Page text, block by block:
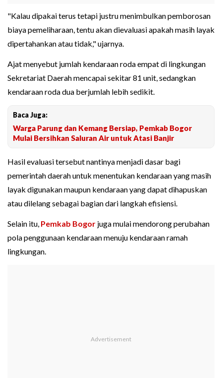
"Kalau dipakai terus tetapi justru menimbulkan pemborosan
biaya pemeliharaan, tentu akan dievaluasi apakah masih layak
dipertahankan atau tidak," ujarnya.
Ajat menyebut jumlah kendaraan roda empat di lingkungan
Sekretariat Daerah mencapai sekitar 81 unit, sedangkan
kendaraan roda dua berjumlah lebih sedikit.
Baca Juga:
Warga Parung dan Kemang Bersiap, Pemkab Bogor
Mulai Bersihkan Saluran Air untuk Atasi Banjir
Hasil evaluasi tersebut nantinya menjadi dasar bagi
pemerintah daerah untuk menentukan kendaraan yang masih
layak digunakan maupun kendaraan yang dapat dihapuskan
atau dilelang sebagai bagian dari langkah efisiensi.
Selain itu, Pemkab Bogor juga mulai mendorong perubahan
pola penggunaan kendaraan menuju kendaraan ramah
lingkungan.